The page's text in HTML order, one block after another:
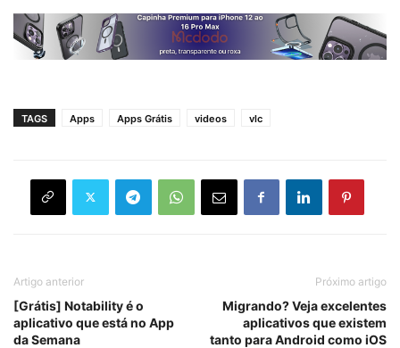
TAGS Apps Apps Grátis videos vlc
Artigo anterior
[Grátis] Notability é o
aplicativo que está no App
da Semana
Próximo artigo
Migrando? Veja excelentes
aplicativos que existem
tanto para Android como iOS